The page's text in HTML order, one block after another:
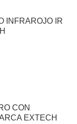
INFRAROJO IR
CON
EXTECH